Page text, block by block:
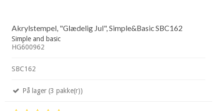
Akrylstempel, "Glædelig Jul", Simple&Basic SBC162
Simple and basic
HG600962
SBC162
På lager (3 pakke(r))